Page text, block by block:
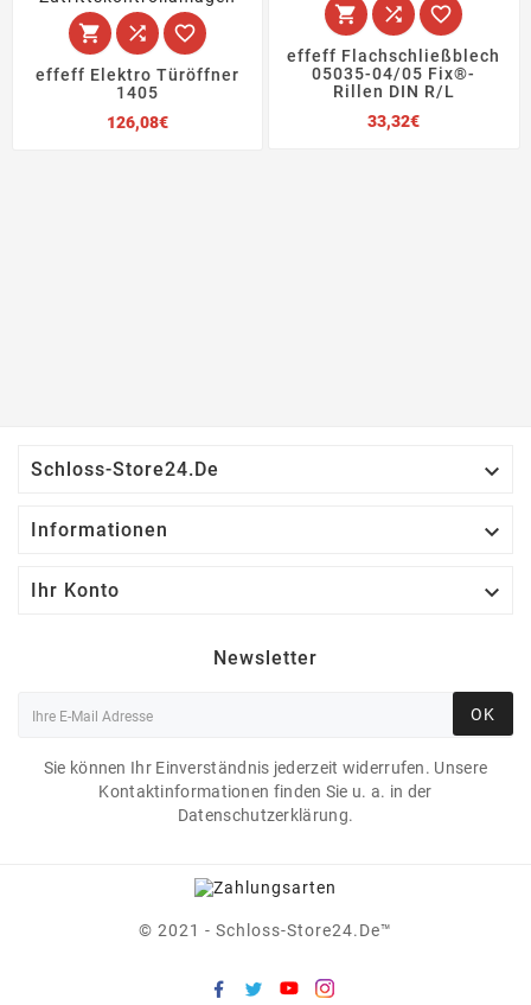
  
effeff Elektro Türöffner
1405
126,08€Preis
  
effeff Flachschließblech
05035-04/05 Fix®-
Rillen DIN R/L
33,32€Preis
Schloss-Store24.de 
Informationen 
Ihr Konto 
Newsletter
OK
Sie können Ihr Einverständnis jederzeit widerrufen. Unsere
Kontaktinformationen finden Sie u. a. in der
Datenschutzerklärung.
© 2021 - Schloss-Store24.de™